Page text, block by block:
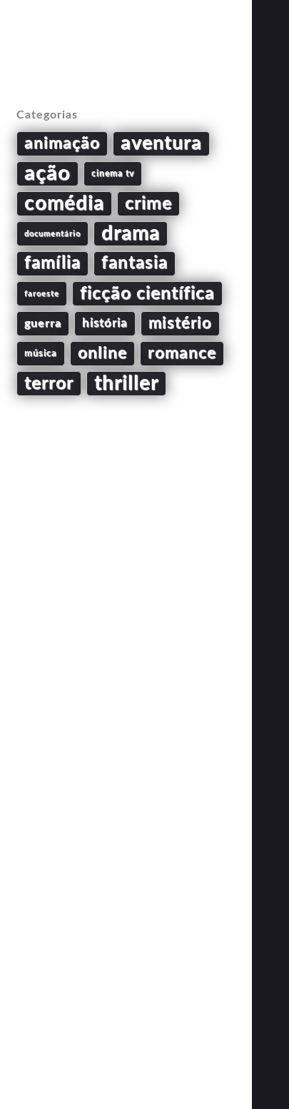
Categorias
animação aventura
ação cinema tv
comédia crime
documentário drama
família fantasia
faroeste ficção científica
guerra história mistério
música online romance
terror thriller